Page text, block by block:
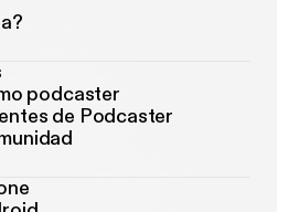
podcaster
de Podcaster